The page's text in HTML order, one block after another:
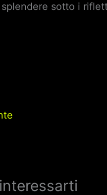
splendere sotto i